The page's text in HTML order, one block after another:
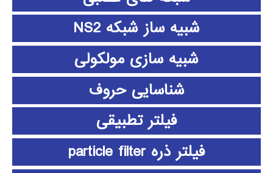
شبیه ساز شبکه NS2
شبیه سازی مولکولی
شناسایی حروف
فیلتر تطبیقی
فیلتر ذره particle filter